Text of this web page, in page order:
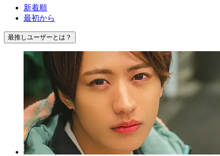
新着順
最初から
最推しユーザーとは？